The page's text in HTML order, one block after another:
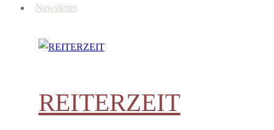
Newsletter
REITERZEIT